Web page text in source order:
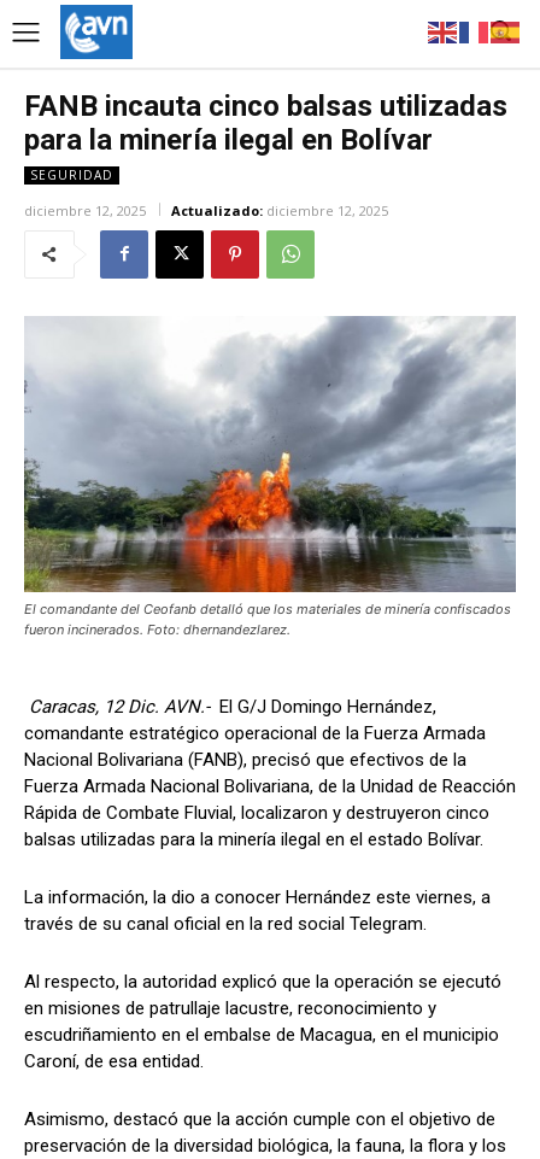
FANB incauta cinco balsas utilizadas
para la minería ilegal en Bolívar
SEGURIDAD
diciembre 12, 2025 Actualizado: diciembre 12, 2025
El comandante del Ceofanb detalló que los materiales de minería confiscados
fueron incinerados. Foto: dhernandezlarez.
Caracas, 12 Dic. AVN.- El G/J Domingo Hernández,
comandante estratégico operacional de la Fuerza Armada
Nacional Bolivariana (FANB), precisó que efectivos de la
Fuerza Armada Nacional Bolivariana, de la Unidad de Reacción
Rápida de Combate Fluvial, localizaron y destruyeron cinco
balsas utilizadas para la minería ilegal en el estado Bolívar.
La información, la dio a conocer Hernández este viernes, a
través de su canal oficial en la red social Telegram.
Al respecto, la autoridad explicó que la operación se ejecutó
en misiones de patrullaje lacustre, reconocimiento y
escudriñamiento en el embalse de Macagua, en el municipio
Caroní, de esa entidad.
Asimismo, destacó que la acción cumple con el objetivo de
preservación de la diversidad biológica, la fauna, la flora y los